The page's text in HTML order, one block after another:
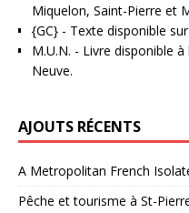
Miquelon, Saint-Pierre et
{GC} - Texte disponible
M.U.N. - Livre disponible
Neuve.
AJOUTS RÉCENTS
A Metropolitan French
Pêche et tourisme à St-